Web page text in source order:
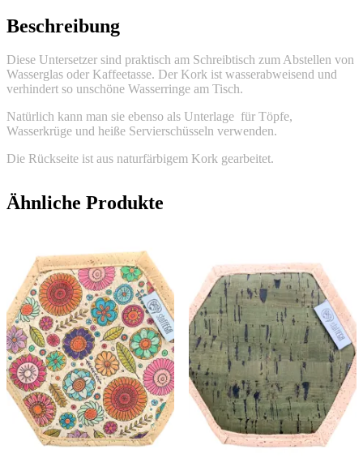
Beschreibung
Diese Untersetzer sind praktisch am Schreibtisch zum Abstellen von
Wasserglas oder Kaffeetasse. Der Kork ist wasserabweisend und
verhindert so unschöne Wasserringe am Tisch.
Natürlich kann man sie ebenso als Unterlage für Töpfe,
Wasserkrüge und heiße Servierschüsseln verwenden.
Die Rückseite ist aus naturfärbigem Kork gearbeitet.
Ähnliche Produkte